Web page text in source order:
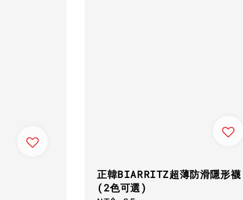
正韓BIARRITZ超薄防滑隱形襪
(2色可選)